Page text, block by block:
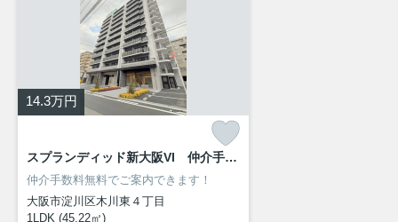
14.3万円
スプランディッド新大阪VI 仲介手数料無料
仲介手数料無料でご案内できます！
大阪市淀川区木川東４丁目
1LDK (45.22㎡)